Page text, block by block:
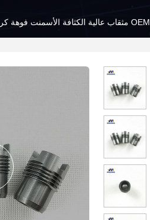
OEM مثقاب عالية الكثافة الأسمنت فوهة كربيد التنجستن لقم مخروط الأسطوانة